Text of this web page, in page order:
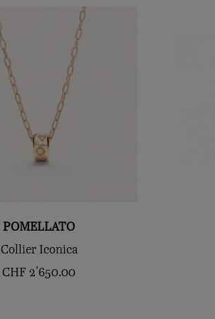
POMELLATO
Collier Iconica
CHF 2'650.00